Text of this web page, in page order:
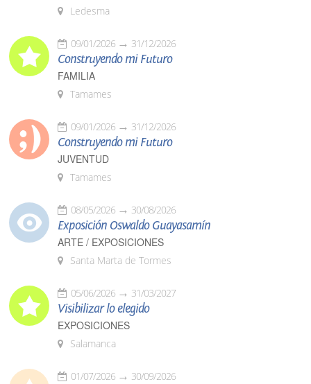
Ledesma
09/01/2026 31/12/2026
Construyendo mi Futuro
FAMILIA
Tamames
09/01/2026 31/12/2026
Construyendo mi Futuro
JUVENTUD
Tamames
08/05/2026 30/08/2026
Exposición Oswaldo Guayasamín
ARTE / EXPOSICIONES
Santa Marta de Tormes
05/06/2026 31/03/2027
Visibilizar lo elegido
EXPOSICIONES
Salamanca
01/07/2026 30/09/2026